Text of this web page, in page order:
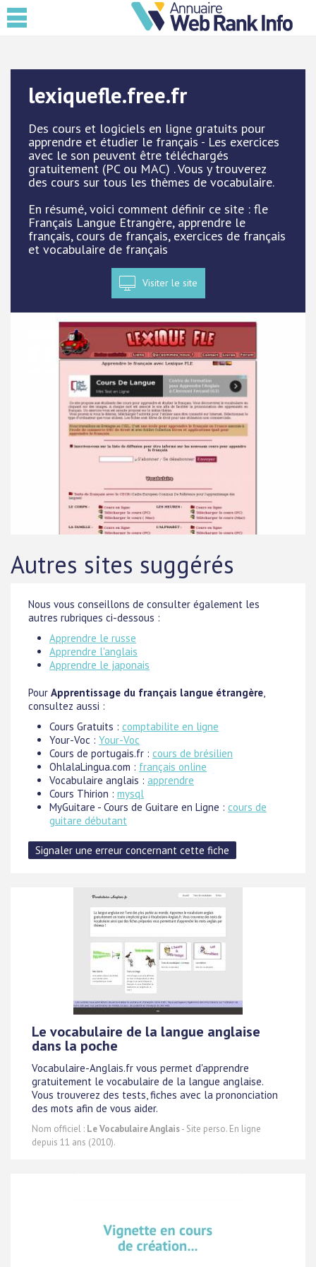
lexiquefle.free.fr
Des cours et logiciels en ligne gratuits pour
apprendre et étudier le français - Les exercices
avec le son peuvent être téléchargés
gratuitement (PC ou MAC) . Vous y trouverez
des cours sur tous les thèmes de vocabulaire.
En résumé, voici comment définir ce site : fle
Français Langue Etrangère, apprendre le
français, cours de français, exercices de français
et vocabulaire de français
Visiter le site
Autres sites suggérés
Nous vous conseillons de consulter également les
autres rubriques ci-dessous :
Apprendre le russe
Apprendre l'anglais
Apprendre le japonais
Pour Apprentissage du français langue étrangère,
consultez aussi :
Cours Gratuits : comptabilite en ligne
Your-Voc : Your-Voc
Cours de portugais.fr : cours de brésilien
OhlalaLingua.com : français online
Vocabulaire anglais : apprendre
Cours Thirion : mysql
MyGuitare - Cours de Guitare en Ligne : cours de
guitare débutant
Le vocabulaire de la langue anglaise
dans la poche
Vocabulaire-Anglais.fr vous permet d'apprendre
gratuitement le vocabulaire de la langue anglaise.
Vous trouverez des tests, fiches avec la prononciation
des mots afin de vous aider.
Nom officiel : Le Vocabulaire Anglais- Site perso. En ligne
depuis 11 ans (2010).